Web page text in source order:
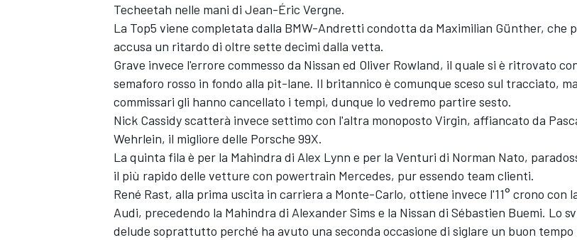
MONOPOSTO
Techeetah nelle mani di Jean-Éric Vergne.
La Top5 viene completata dalla BMW-Andretti condotta da Maximilian Günther, che
accusa un ritardo di oltre sette decimi dalla vetta.
Grave invece l'errore commesso da Nissan ed Oliver Rowland, il quale si è ritrovato
semaforo rosso in fondo alla pit-lane. Il britannico è comunque sceso sul tracciato,
commissari gli hanno cancellato i tempi, dunque lo vedremo partire sesto.
Nick Cassidy scatterà invece settimo con l'altra monoposto Virgin, affiancato da
Wehrlein, il migliore delle Porsche 99X.
La quinta fila è per la Mahindra di Alex Lynn e per la Venturi di Norman Nato,
il più rapido delle vetture con powertrain Mercedes, pur essendo team clienti.
René Rast, alla prima uscita in carriera a Monte-Carlo, ottiene invece l'11° crono con
Audi, precedendo la Mahindra di Alexander Sims e la Nissan di Sébastien Buemi. Lo
delude soprattutto perché ha avuto una seconda occasione di siglare un buon tempo